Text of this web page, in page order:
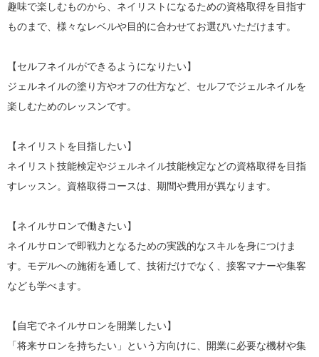
趣味で楽しむものから、ネイリストになるための資格取得を目指す
ものまで、様々なレベルや目的に合わせてお選びいただけます。
【セルフネイルができるようになりたい】
ジェルネイルの塗り方やオフの仕方など、セルフでジェルネイルを
楽しむためのレッスンです。
【ネイリストを目指したい】
ネイリスト技能検定やジェルネイル技能検定などの資格取得を目指
すレッスン。資格取得コースは、期間や費用が異なります。
【ネイルサロンで働きたい】
ネイルサロンで即戦力となるための実践的なスキルを身につけま
す。モデルへの施術を通して、技術だけでなく、接客マナーや集客
なども学べます。
【自宅でネイルサロンを開業したい】
「将来サロンを持ちたい」という方向けに、開業に必要な機材や集